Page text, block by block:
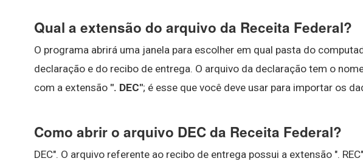
Qual a extensão do arquivo da Receita Federal?
O programa abrirá uma janela para escolher em qual pasta do
declaração e do recibo de entrega. O arquivo da declaração tem o
com a extensão ". DEC"; é esse que você deve usar para importar os
Como abrir o arquivo DEC da Receita Federal?
DEC". O arquivo referente ao recibo de entrega possui a extensão ".